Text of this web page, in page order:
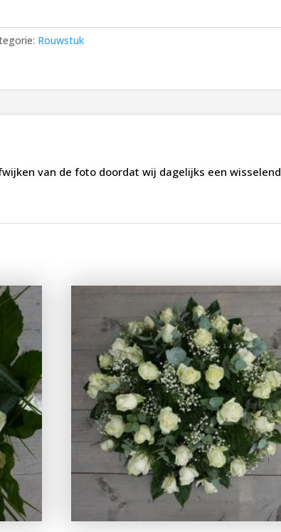
Rouwstuk
van de foto doordat wij dagelijks een wisselend